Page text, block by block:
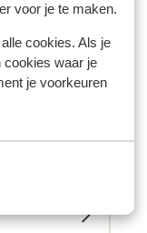
voor je te maken.
cookies. Als je
cookies waar je
je voorkeuren